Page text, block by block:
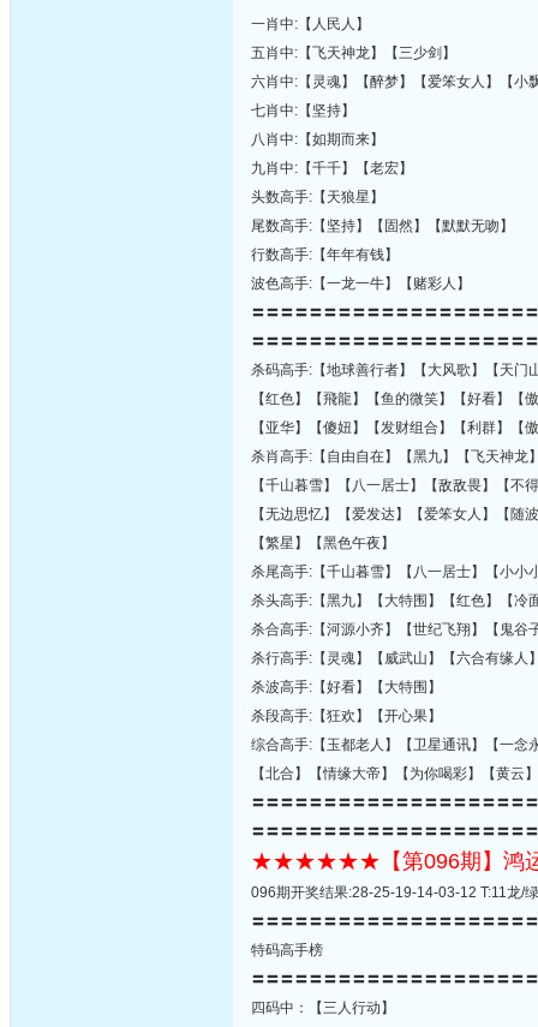
一肖中:【人民人】
五肖中:【飞天神龙】【三少剑】
六肖中:【灵魂】【醉梦】【爱笨女人】【小
七肖中:【坚持】
八肖中:【如期而来】
九肖中:【千千】【老宏】
头数高手:【天狼星】
尾数高手:【坚持】【固然】【默默无吻】
行数高手:【年年有钱】
波色高手:【一龙一牛】【赌彩人】
〓〓〓〓〓〓〓〓〓〓〓〓〓〓〓〓〓〓〓
〓〓〓〓〓〓〓〓〓〓〓〓〓〓〓〓〓〓〓
杀码高手:【地球善行者】【大风歌】【天门
【红色】【飛龍】【鱼的微笑】【好看】
【亚华】【傻妞】【发财组合】【利群】【
杀肖高手:【自由自在】【黑九】【飞天神龙
【千山暮雪】【八一居士】【敌敌畏】【
【无边思忆】【爱发达】【爱笨女人】【
【繁星】【黑色午夜】
杀尾高手:【千山暮雪】【八一居士】【小小
杀头高手:【黑九】【大特围】【红色】【冷
杀合高手:【河源小齐】【世纪飞翔】【鬼谷
杀行高手:【灵魂】【威武山】【六合有缘人
杀波高手:【好看】【大特围】
杀段高手:【狂欢】【开心果】
综合高手:【玉都老人】【卫星通讯】【一念
【北合】【情缘大帝】【为你喝彩】【黄云
〓〓〓〓〓〓〓〓〓〓〓〓〓〓〓〓〓〓〓
〓〓〓〓〓〓〓〓〓〓〓〓〓〓〓〓〓〓〓
★★★★★★【第096期】鸿
096期开奖结果:28-25-19-14-03-12 T:11龙/
〓〓〓〓〓〓〓〓〓〓〓〓〓〓〓〓〓〓〓
特码高手榜
〓〓〓〓〓〓〓〓〓〓〓〓〓〓〓〓〓〓〓
四码中：【三人行动】